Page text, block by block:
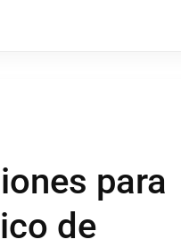
para
de